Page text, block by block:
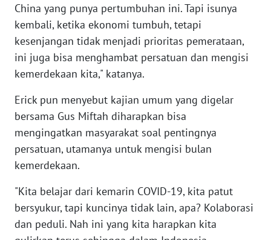
China yang punya pertumbuhan ini. Tapi isunya
kembali, ketika ekonomi tumbuh, tetapi
kesenjangan tidak menjadi prioritas pemerataan,
ini juga bisa menghambat persatuan dan mengisi
kemerdekaan kita," katanya.
Erick pun menyebut kajian umum yang digelar
bersama Gus Miftah diharapkan bisa
mengingatkan masyarakat soal pentingnya
persatuan, utamanya untuk mengisi bulan
kemerdekaan.
"Kita belajar dari kemarin COVID-19, kita patut
bersyukur, tapi kuncinya tidak lain, apa? Kolaborasi
dan peduli. Nah ini yang kita harapkan kita
WN
WN
JAKARTA
WN
JABAR
WN
BANTEN
NTT